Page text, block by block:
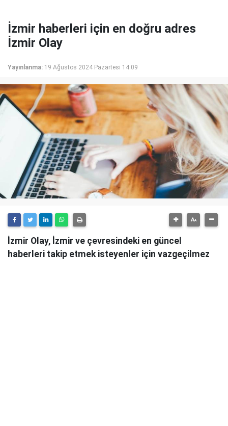
İzmir haberleri için en doğru adres
İzmir Olay
Yayınlanma: 19 Ağustos 2024 Pazartesi 14:09
İzmir Olay, İzmir ve çevresindeki en güncel
haberleri takip etmek isteyenler için vazgeçilmez